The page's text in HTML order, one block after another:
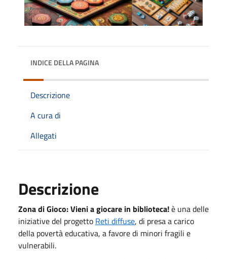
INDICE DELLA PAGINA
Descrizione
A cura di
Allegati
Descrizione
Zona di Gioco: Vieni a giocare in biblioteca!è una delle
iniziative del progetto Reti diffuse, di presa a carico
della povertà educativa, a favore di minori fragili e
vulnerabili.